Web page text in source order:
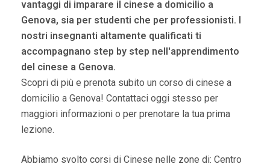
vantaggi di imparare il cinese a domicilio a
Genova, sia per studenti che per professionisti. I
nostri insegnanti altamente qualificati ti
accompagnano step by step nell'apprendimento
del cinese a Genova.
Scopri di più e prenota subito un corso di cinese a
domicilio a Genova! Contattaci oggi stesso per
maggiori informazioni o per prenotare la tua prima
lezione.
Abbiamo svolto corsi di Cinese nelle zone di: Centro